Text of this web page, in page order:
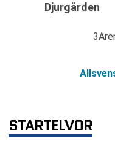
Djurgården
STARTELVOR